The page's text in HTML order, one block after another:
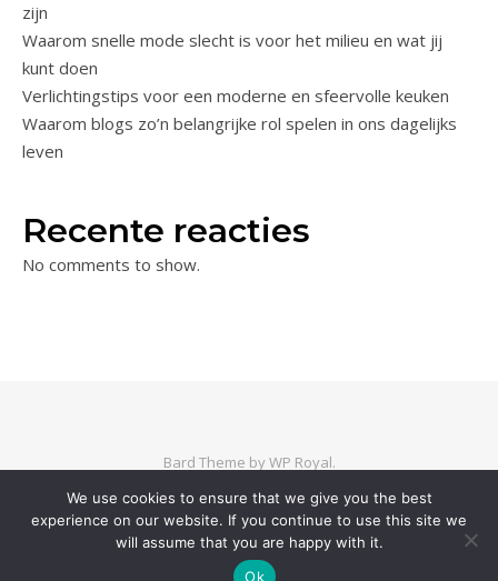
zijn
Waarom snelle mode slecht is voor het milieu en wat jij
kunt doen
Verlichtingstips voor een moderne en sfeervolle keuken
Waarom blogs zo’n belangrijke rol spelen in ons dagelijks
leven
Recente reacties
No comments to show.
Bard Theme byWP Royal.
BACK TO TOP
We use cookies to ensure that we give you the best
experience on our website. If you continue to use this site we
will assume that you are happy with it.
Ok